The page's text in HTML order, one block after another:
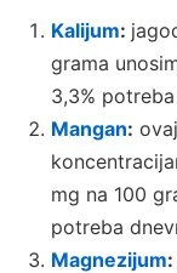
Kalijum:
grama
3,3%
Mangan:
mg na 100
potreba
Magnezijum: